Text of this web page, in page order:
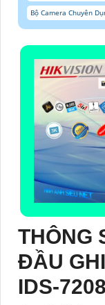
Bộ Camera Chuyên
THÔNG
ĐẦU
IDS-